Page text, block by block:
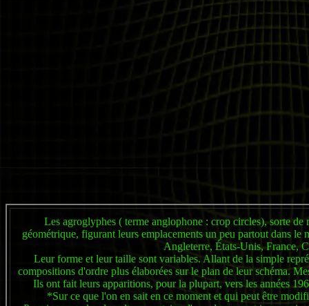
Les agroglyphes ( terme anglophone : crop circles), sorte de
géométrique, figurant leurs emplacements un peu partout dans le
Angleterre, États-Unis, France,
Leur forme et leur taille sont variables. Allant de la simple
compositions d'ordre plus élaborées sur le plan de leur schéma.
Ils ont fait leurs apparitions, pour la plupart, vers les années
*Sur ce que l'on en sait en ce moment et qui peut être